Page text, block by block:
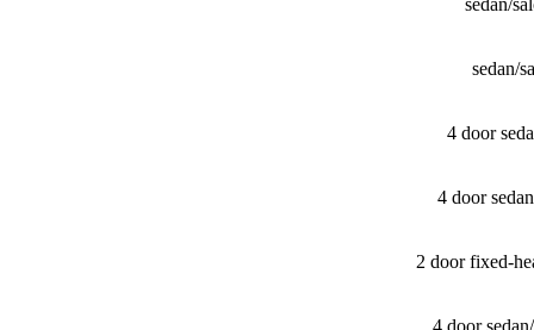
sedan/​
sedan/​
4 door
4 door
2 door fixed-
4 door